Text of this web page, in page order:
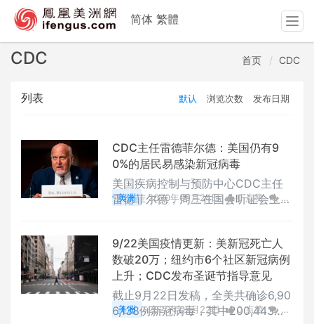
CDC 首页 CDC
列表 默认 浏览次数 发布日期
CDC主任雷德菲尔德：美国仍有9
0%的居民易感染新冠病毒
美国疾病控制与预防中心CDC主任
雷德菲尔德，周三在国会听证会上表
美洲 2020年09月24日 0 点赞
0
9/22美国疫情更新：美新冠死亡人
数破20万；纽约市6个社区新冠病例
上升；CDC发布圣诞节指导意见
截止9月22日发稿，全美共确诊6,90
6,138例新冠病毒，其中200,443人
美洲 2020年09月22日 0 点赞
0
简体 繁體
T
o
g
e
n